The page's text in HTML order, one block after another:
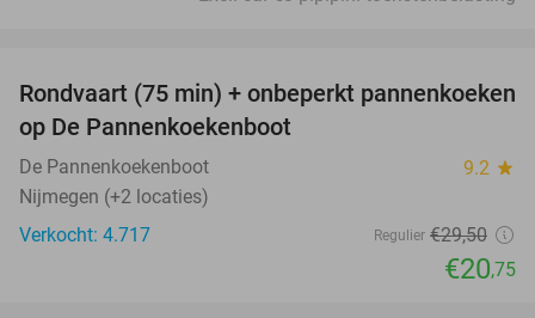
30%
Rondvaart (75 min) + onbeperkt pannenkoeken
op De Pannenkoekenboot
De Pannenkoekenboot 9.2 star
Nijmegen (+2 locaties)
Verkocht: 4.717
Regulier €29,50
€20,75